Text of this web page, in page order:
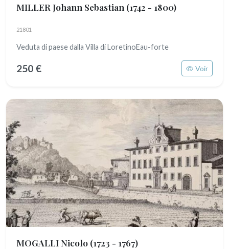
MILLER Johann Sebastian (1742 - 1800)
21801
Veduta di paese dalla Villa di LoretinoEau-forte
250 € Voir
MOGALLI Nicolo (1723 - 1767)